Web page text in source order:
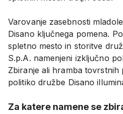
Varovanje zasebnosti
Disano ključnega pomena.
spletno mesto in storitve
S.p.A. namenjeni izključno
Zbiranje ali hramba tovrstnih
politiko družbe Disano
Za katere namene se